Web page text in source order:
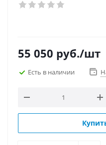
55 050 руб./шт
Есть в наличии